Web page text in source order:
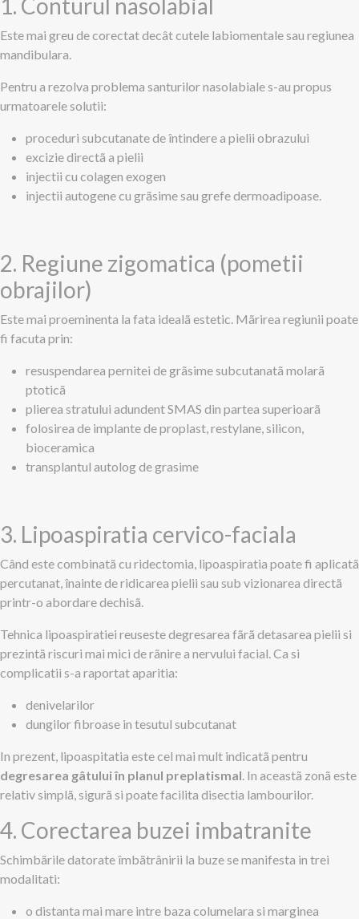
1. Conturul nasolabial
Este mai greu de corectat decât cutele labiomentale sau regiunea
mandibulara.
Pentru a rezolva problema santurilor nasolabiale s-au propus
urmatoarele solutii:
proceduri subcutanate de întindere a pielii obrazului
excizie directã a pielii
injectii cu colagen exogen
injectii autogene cu grãsime sau grefe dermoadipoase.
2. Regiune zigomatica (pometii
obrajilor)
Este mai proeminenta la fata idealã estetic. Mãrirea regiunii poate
fi facuta prin:
resuspendarea pernitei de grãsime subcutanatã molarã
ptoticã
plierea stratului adundent SMAS din partea superioarã
folosirea de implante de proplast, restylane, silicon,
bioceramica
transplantul autolog de grasime
3. Lipoaspiratia cervico-faciala
Când este combinatã cu ridectomia, lipoaspiratia poate fi aplicatã
percutanat, înainte de ridicarea pielii sau sub vizionarea directã
printr-o abordare dechisã.
Tehnica lipoaspiratiei reuseste degresarea fãrã detasarea pielii si
prezintã riscuri mai mici de rãnire a nervului facial. Ca si
complicatii s-a raportat aparitia:
denivelarilor
dungilor fibroase in tesutul subcutanat
In prezent, lipoaspitatia este cel mai mult indicatã pentru
degresarea gâtului în planul preplatismal. In aceastã zonã este
relativ simplã, sigurã si poate facilita disectia lambourilor.
4. Corectarea buzei imbatranite
Schimbãrile datorate îmbãtrânirii la buze se manifesta in trei
modalitati:
o distanta mai mare intre baza columelara si marginea